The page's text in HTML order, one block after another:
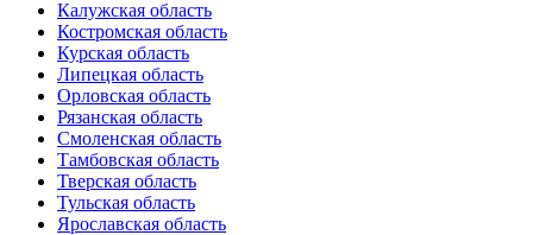
Калужская область
Костромская область
Курская область
Липецкая область
Орловская область
Рязанская область
Смоленская область
Тамбовская область
Тверская область
Тульская область
Ярославская область